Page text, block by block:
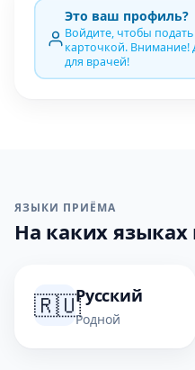
Это ваш профиль?
Войдите, чтобы
карточкой. Внимание!
для врачей!
ЯЗЫКИ ПРИЁМА
На каких языках
🇷🇺Русский
Родной